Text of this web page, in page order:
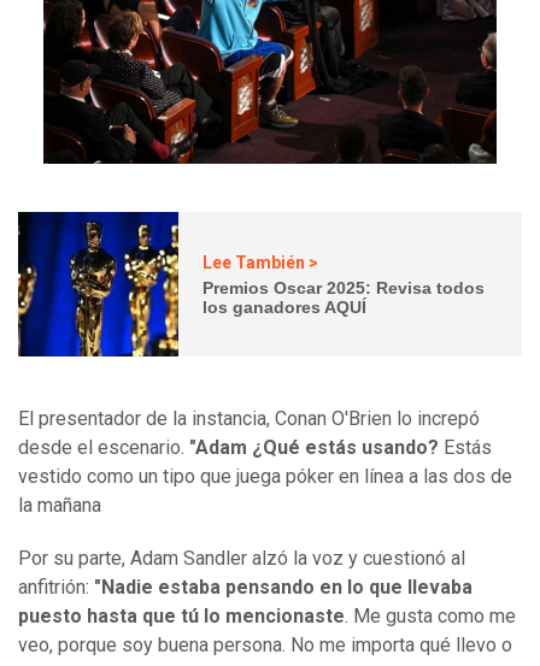
Lee También >
Premios Oscar 2025: Revisa todos
los ganadores AQUÍ
El presentador de la instancia, Conan O'Brien lo increpó
desde el escenario. "Adam ¿Qué estás usando? Estás
vestido como un tipo que juega póker en línea a las dos de
la mañana
Por su parte, Adam Sandler alzó la voz y cuestionó al
anfitrión: "Nadie estaba pensando en lo que llevaba
puesto hasta que tú lo mencionaste. Me gusta como me
veo, porque soy buena persona. No me importa qué llevo o